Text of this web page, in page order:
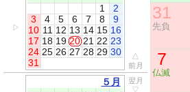
▷
1
2
3
4 5 6 7 8
9
10 11 12 13 14 15 16
17 18 19 20 21 22 23
24 25 26 27 28 29 30
31
△
前月
５月
翌月
▽
31
先負
7
仏滅